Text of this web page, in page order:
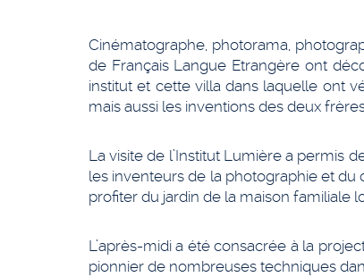
Cinématographe, photorama,
de Français Langue Etrangère ont
institut et cette villa dans laquelle ont
mais aussi les inventions des deux
La visite de l’Institut Lumière a permis
les inventeurs de la photographie et
profiter du jardin de la maison familiale
L’après-midi a été consacrée à la
pionnier de nombreuses techniques